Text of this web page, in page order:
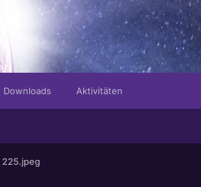
Downloads Aktivitäten
225.jpeg